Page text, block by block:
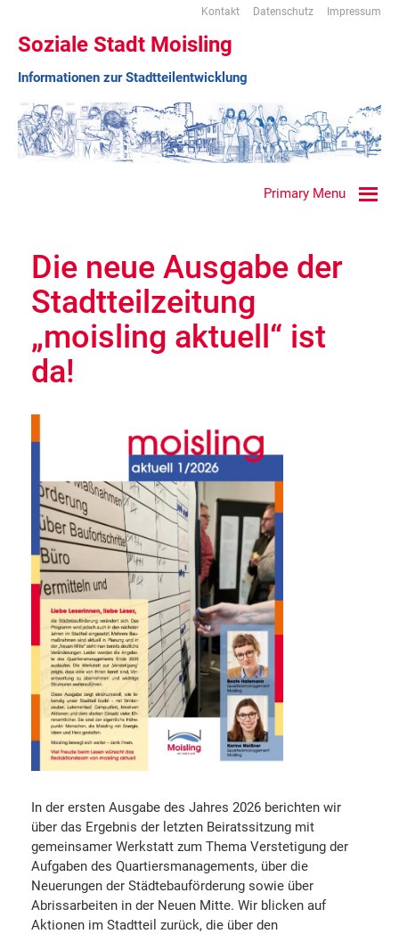
Kontakt Datenschutz Impressum
Soziale Stadt Moisling
Informationen zur Stadtteilentwicklung
Primary Menu
Die neue Ausgabe der
Stadtteilzeitung
„moisling aktuell“ ist
da!
In der ersten Ausgabe des Jahres 2026 berichten wir
über das Ergebnis der letzten Beiratssitzung mit
gemeinsamer Werkstatt zum Thema Verstetigung der
Aufgaben des Quartiersmanagements, über die
Neuerungen der Städtebauförderung sowie über
Abrissarbeiten in der Neuen Mitte. Wir blicken auf
Aktionen im Stadtteil zurück, die über den